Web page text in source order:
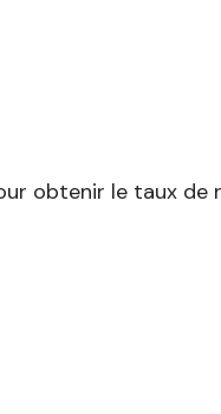
obtenir le taux de